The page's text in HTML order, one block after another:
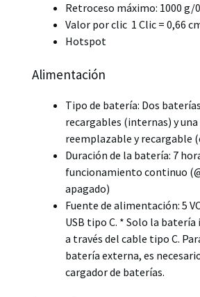
Retroceso máximo: 1000 g/
Valor por clic 1 Clic = 0,66
Hotspot
Alimentación
Tipo de batería: Dos
recargables (internas) y
reemplazable y recargable
Duración de la batería: 7
funcionamiento continuo
apagado)
Fuente de alimentación: 5
USB tipo C. * Solo la
a través del cable tipo C.
batería externa, es
cargador de baterías.